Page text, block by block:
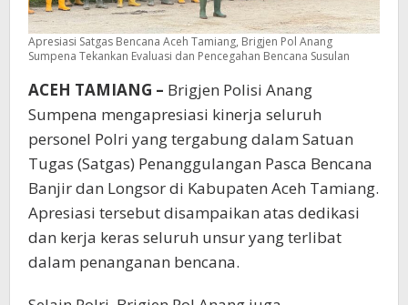
Apresiasi Satgas Bencana Aceh Tamiang, Brigjen Pol Anang
Sumpena Tekankan Evaluasi dan Pencegahan Bencana Susulan
ACEH TAMIANG – Brigjen Polisi Anang
Sumpena mengapresiasi kinerja seluruh
personel Polri yang tergabung dalam Satuan
Tugas (Satgas) Penanggulangan Pasca Bencana
Banjir dan Longsor di Kabupaten Aceh Tamiang.
Apresiasi tersebut disampaikan atas dedikasi
dan kerja keras seluruh unsur yang terlibat
dalam penanganan bencana.